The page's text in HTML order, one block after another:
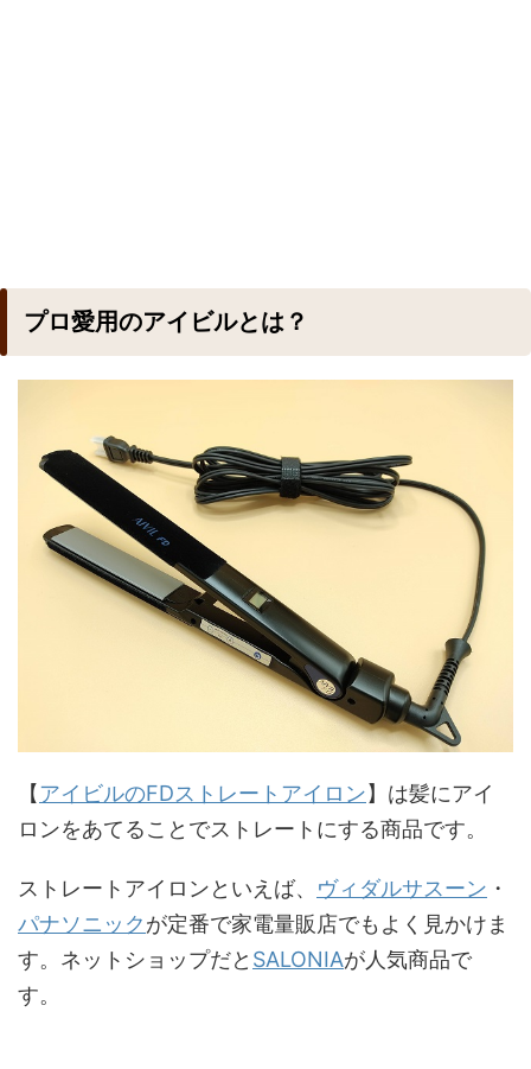
プロ愛用のアイビルとは？
【アイビルのFDストレートアイロン】は髪にアイ
ロンをあてることでストレートにする商品です。
ストレートアイロンといえば、 ヴィダルサスーン ・
パナソニックが定番で家電量販店でもよく見かけま
す。ネットショップだと SALONIAが人気商品で
す。